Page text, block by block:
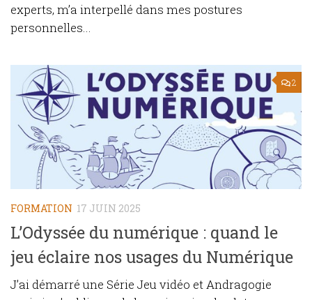
experts, m’a interpellé dans mes postures
personnelles...
2
FORMATION 17 JUIN 2025
L’Odyssée du numérique : quand le
jeu éclaire nos usages du Numérique
J’ai démarré une Série Jeu vidéo et Andragogie